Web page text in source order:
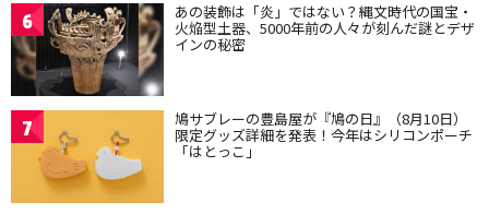
6 あの装飾は「炎」ではない？縄文時代の国宝・
火焔型土器、5000年前の人々が刻んだ謎とデザ
インの秘密
7 鳩サブレーの豊島屋が『鳩の日』（8月10日）
限定グッズ詳細を発表！今年はシリコンポーチ
「はとっこ」